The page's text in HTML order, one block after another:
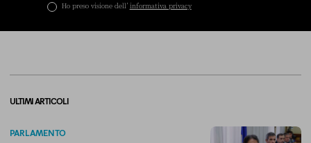
Ho preso visione dell’ informativa privacy
ULTIMI ARTICOLI
PARLAMENTO